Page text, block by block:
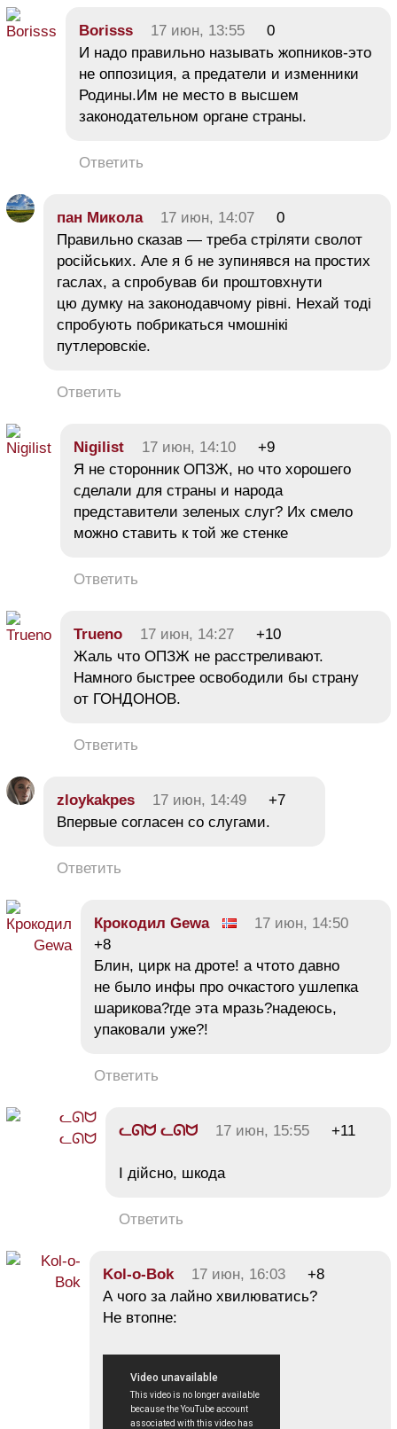
Borisss 17 июн, 13:55
0
И надо правильно называть жопников-это
не оппозиция, а предатели и изменники
Родины.Им не место в высшем
законодательном органе страны.
Ответить
пан Микола 17 июн, 14:07
0
Правильно сказав — треба стріляти сволот
російських. Але я б не зупинявся на простих
гаслах, а спробував би проштовхнути
цю думку на законодавчому рівні. Нехай тоді
спробують побрикаться чмошнікі
путлеровскіе.
Ответить
Nigilist 17 июн, 14:10
+9
Я не сторонник ОПЗЖ, но что хорошего
сделали для страны и народа
представители зеленых слуг? Их смело
можно ставить к той же стенке
Ответить
Trueno 17 июн, 14:27
+10
Жаль что ОПЗЖ не расстреливают.
Намного быстрее освободили бы страну
от ГОНДОНОВ.
Ответить
zloykakpes 17 июн, 14:49
+7
Впервые согласен со слугами.
Ответить
Крокодил Gewa
17 июн, 14:50
+8
Блин, цирк на дроте! а чтото давно
не было инфы про очкастого ушлепка
шарикова?где эта мразь?надеюсь,
упаковали уже?!
Ответить
ᓚᘏᗢ ᓚᘏᗢ 17 июн, 15:55 +11
І дійсно, шкода
Ответить
Kol-o-Bok 17 июн, 16:03
+8
А чого за лайно хвилюватись?
Не втопне: